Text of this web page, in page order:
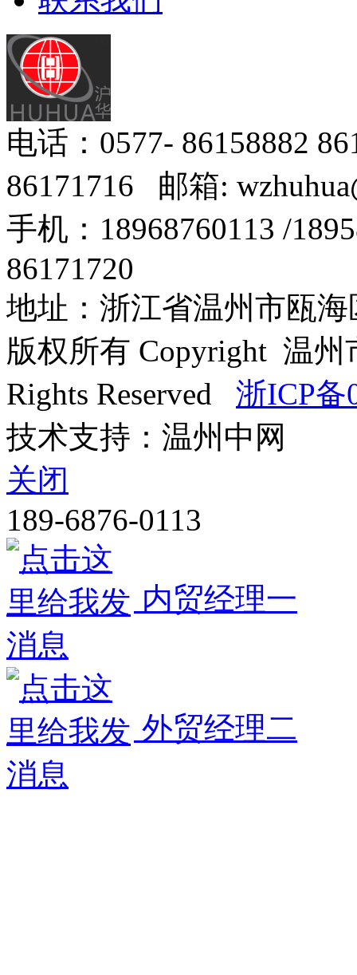
电话：0577- 86158882
86171716 邮箱:
手机：18968760113 /
86171720
地址：浙江省温州市瓯海
版权所有 Copyright 温
Rights Reserved 浙ICP备
技术支持：温州中网
关闭
189-6876-0113
内贸经理一
外贸经理二